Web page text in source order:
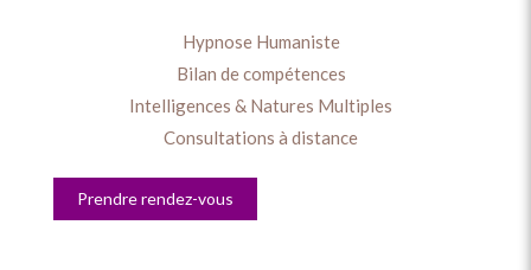
Hypnose Humaniste
Bilan de compétences
Intelligences & Natures Multiples
Consultations à distance
Prendre rendez-vous